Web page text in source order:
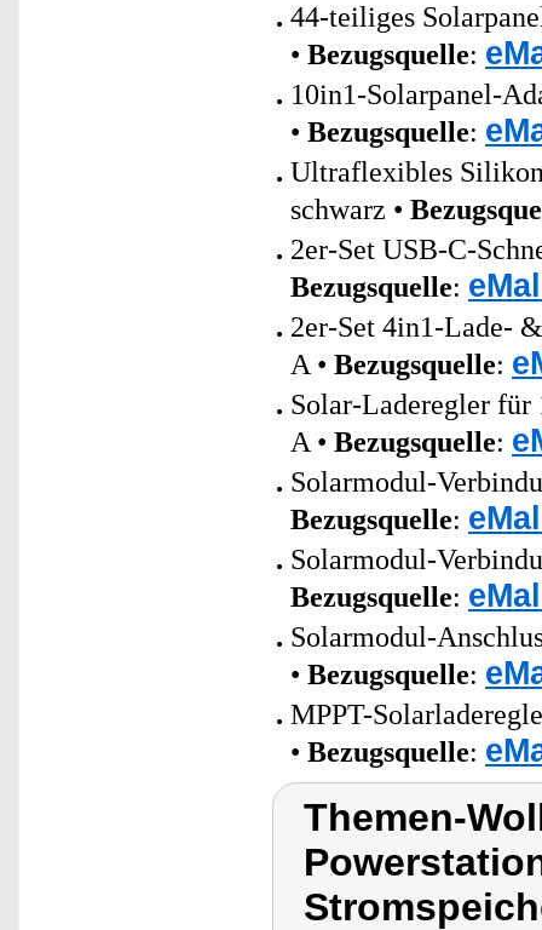
44-teiliges
• Bezugsquelle:
10in1-Solarpanel-
• Bezugsquelle:
Ultraflexibles
schwarz •
2er-Set USB-C-
Bezugsquelle:
2er-Set 4in1-Lade-
A • Bezugsquelle:
Solar-Laderegler für
A • Bezugsquelle:
Solarmodul-
Bezugsquelle:
Solarmodul-
Bezugsquelle:
Solarmodul-
• Bezugsquelle:
MPPT-
• Bezugsquelle:
Themen-